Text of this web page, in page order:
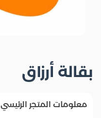
بقالة أرزاق
معلومات المتجر الرئيسي